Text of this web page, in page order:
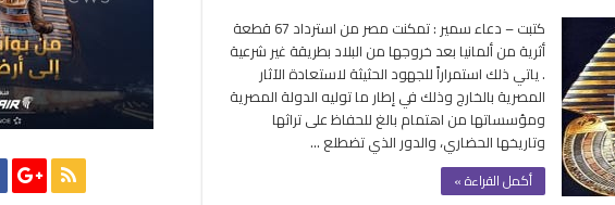
كتبت – دعاء سمير : تمكنت مصر من استرداد 67 قطعة
أثرية من ألمانيا بعد خروجها من البلاد بطريقة غير شرعية
. ياتي ذلك استمراراً للجهود الحثيثة لاستعادة الآثار
المصرية بالخارج وذلك في إطار ما توليه الدولة المصرية
ومؤسساتها من اهتمام بالغ للحفاظ على تراثها
وتاريخها الحضاري، والدور الذي تضطلع …
أكمل القراءة »